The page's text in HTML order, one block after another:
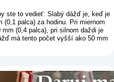
ste to vedieť: Slabý dážď je, keď je
palca) za hodinu. Pri miernom
(0,4 palca), pri silnom daždi je
má tento počet vyšší ako 50 mm